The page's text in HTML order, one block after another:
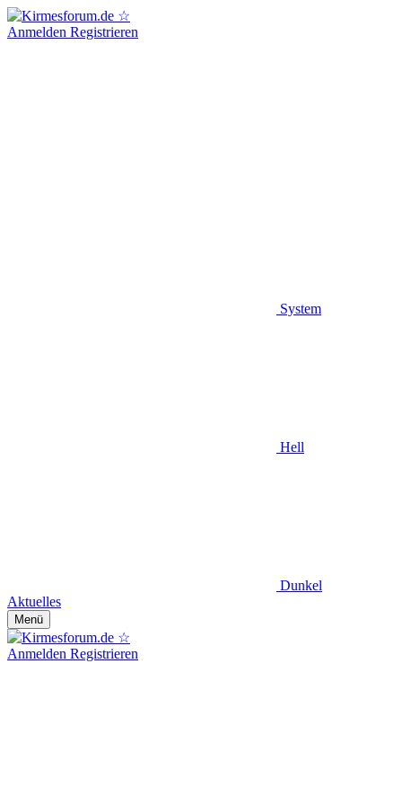
Anmelden Registrieren
System
Hell
Dunkel
Aktuelles
Menü
Anmelden Registrieren